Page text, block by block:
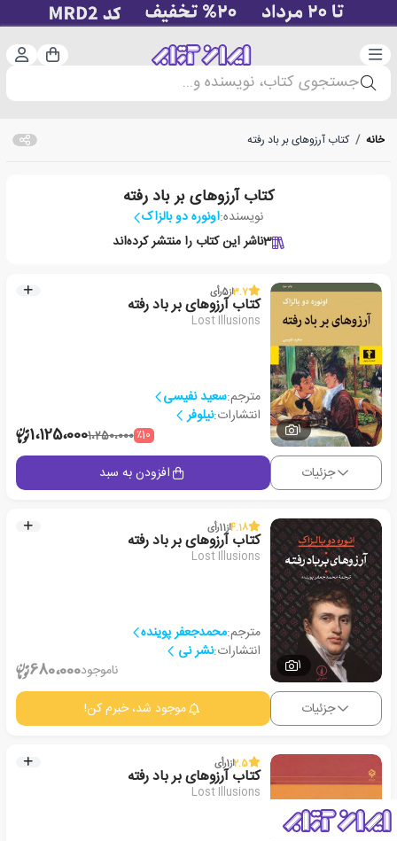
دسته‌بندی سبد
جستجوی کتاب، نویسنده و...
خانه / کتاب آرزوهای بر باد رفته
کتاب آرزوهای بر باد رفته
نویسنده:اونوره دو بالزاک
3ناشر این کتاب را منتشر کرده‌اند
1
3.7از5رأی
کتاب آرزوهای بر باد رفته
Lost Illusions
مترجم:سعید نفیسی
انتشارات:نیلوفر
٪101،250،0001،125،000
جزئیات افزودن به سبد
1
4.18از11رأی
کتاب آرزوهای بر باد رفته
Lost Illusions
مترجم:محمدجعفر پوینده
انتشارات:نشر نی
ناموجود680،000
جزئیات موجود شد، خبرم کن!
2.5از1رأی
کتاب آرزوهای بر باد رفته
Lost Illusions